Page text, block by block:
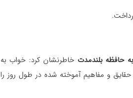
حافظه بلندمدت خاطرنشان کرد: خواب به
و مفاهیم آموخته شده در طول روز را